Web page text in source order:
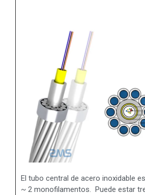
El tubo central de acero inoxidable
~ 2 monofilamentos. Puede estar